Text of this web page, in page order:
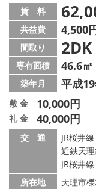
リフォーム のこと
オーナー様へ
住宅型有料老人 Ｆ
店舗情報·アクセス
会社概要
メールでお問い合
賃 料
共益費 4,500
間取り 2DK
専有面積 46.6㎡
築年月 平成
敷 金 10,000円
礼 金 40,000円
交 通
JR桜井
近鉄天
JR桜井
所在地
天理市